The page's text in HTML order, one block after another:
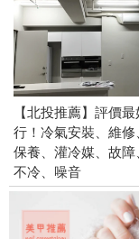
【北投推薦】評價
行！冷氣安裝、維修
保養、灌冷媒、故障
不冷、噪音